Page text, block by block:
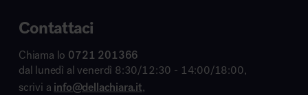
Contattaci
Chiama lo 0721 201366
dal lunedì al venerdì 8:30/12:30 - 14:00/18:00,
scrivi a info@dellachiara.it,